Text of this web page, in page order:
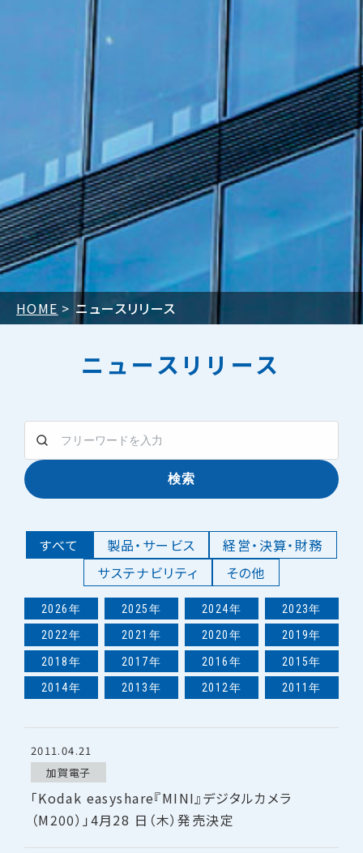
HOME ニュースリリース
ニュースリリース
検索
すべて 製品・サービス
経営・決算・財務
サステナビリティ
その他
2026年 2025年 2024年 2023年
2022年 2021年 2020年 2019年
2018年 2017年 2016年 2015年
2014年 2013年 2012年 2011年
2011.04.21
加賀電子
「Kodak easyshare『MINI』デジタルカメラ
（M200）」4月28 日（木）発売決定